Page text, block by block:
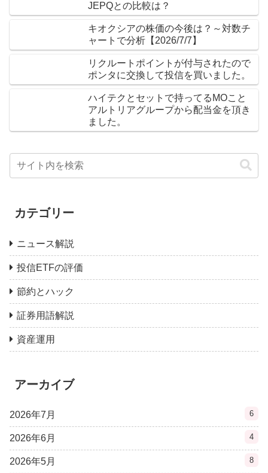
JEPQとの比較は？
キオクシアの株価の今後は？～対数チ
ャートで分析【2026/7/7】
リクルートポイントが付与されたので
ポンタに交換して投信を買いました。
ハイテクとセットで持ってるMOこと
アルトリアグループから配当金を頂き
ました。
カテゴリー
ニュース解説
投信ETFの評価
節約とハック
証券用語解説
資産運用
アーカイブ
2026年7月 6
2026年6月 4
2026年5月 8